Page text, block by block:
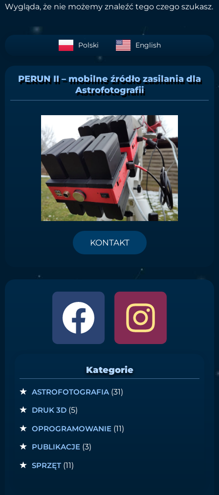
Wygląda, że nie możemy znaleźć tego czego szukasz.
Polski English
PERUN II – mobilne źródło zasilania dla
Astrofotografii
KONTAKT
Kategorie
ASTROFOTOGRAFIA (31)
DRUK 3D (5)
OPROGRAMOWANIE (11)
PUBLIKACJE (3)
SPRZĘT (11)